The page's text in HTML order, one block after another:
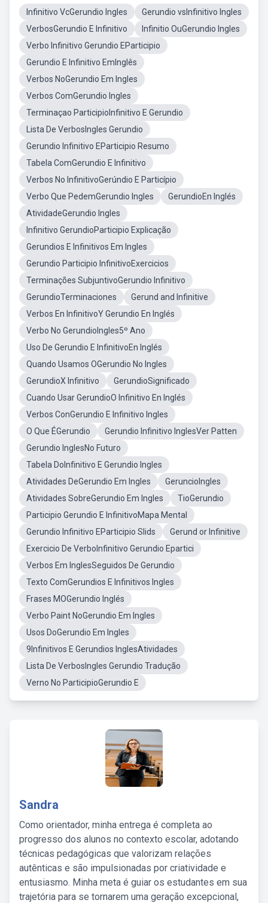
Infinitivo VcGerundio Ingles
Gerundio vsInfinitivo Ingles
VerbosGerundio E Infinitivo
Infinitio OuGerundio Ingles
Verbo Infinitivo Gerundio EParticipio
Gerundio E Infinitivo EmInglês
Verbos NoGerundio Em Ingles
Verbos ComGerundio Ingles
Terminaçao ParticipioInfinitivo E Gerundio
Lista De VerbosIngles Gerundio
Gerundio Infinitivo EParticipio Resumo
Tabela ComGerundio E Infinitivo
Verbos No InfinitivoGerúndio E Particípio
Verbo Que PedemGerundio Ingles
GerundioEn Inglés
AtividadeGerundio Ingles
Infinitivo GerundioParticipio Explicação
Gerundios E Infinitivos Em Ingles
Gerundio Participio InfinitivoExercicios
Terminações SubjuntivoGerundio Infinitivo
GerundioTerminaciones
Gerund and Infinitive
Verbos En InfinitivoY Gerundio En Inglés
Verbo No GerundioIngles5º Ano
Uso De Gerundio E InfinitivoEn Inglés
Quando Usamos OGerundio No Ingles
GerundioX Infinitivo
GerundioSignificado
Cuando Usar GerundioO Infinitivo En Inglés
Verbos ConGerundio E Infinitivo Ingles
O Que ÉGerundio
Gerundio Infinitivo InglesVer Patten
Gerundio InglesNo Futuro
Tabela DoInfinitivo E Gerundio Ingles
Atividades DeGerundio Em Ingles
GeruncioIngles
Atividades SobreGerundio Em Ingles
TioGerundio
Participio Gerundio E InfinitivoMapa Mental
Gerundio Infinitivo EParticipio Slids
Gerund or Infinitive
Exercicio De VerboInfinitivo Gerundio Epartici
Verbos Em InglesSeguidos De Gerundio
Texto ComGerundios E Infinitivos Ingles
Frases MOGerundio Inglés
Verbo Paint NoGerundio Em Ingles
Usos DoGerundio Em Ingles
9Infinitivos E Gerundios InglesAtividades
Lista De VerbosIngles Gerundio Tradução
Verno No ParticipioGerundio E
Sandra
Como orientador, minha entrega é completa ao
progresso dos alunos no contexto escolar, adotando
técnicas pedagógicas que valorizam relações
autênticas e são impulsionadas por criatividade e
entusiasmo. Minha meta é guiar os estudantes em sua
trajetória para se tornarem uma geração excepcional,